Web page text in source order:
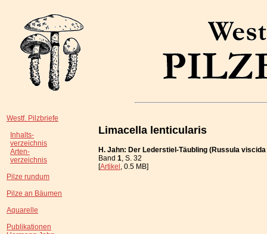
Westf. Pilzbriefe
Inhalts-
verzeichnis
Arten-
verzeichnis
Pilze rundum
Pilze an Bäumen
Aquarelle
Publikationen
Limacella lenticularis
H. Jahn: Der Lederstiel-Täubling (Russula
Band 1, S. 32
[Artikel, 0.5 MB]